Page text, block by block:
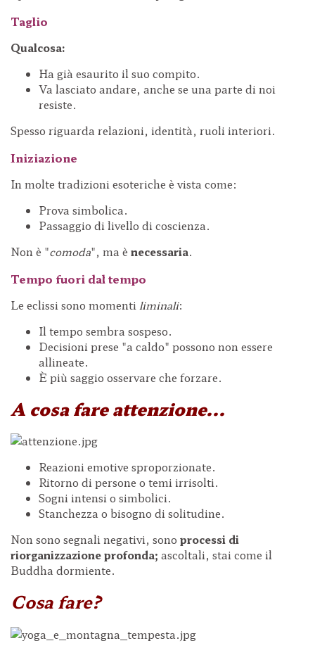
Taglio
Qualcosa:
Ha già esaurito il suo compito.
Va lasciato andare, anche se una parte di noi
resiste.
Spesso riguarda relazioni, identità, ruoli interiori.
Iniziazione
In molte tradizioni esoteriche è vista come:
Prova simbolica.
Passaggio di livello di coscienza.
Non è "comoda", ma è necessaria.
Tempo fuori dal tempo
Le eclissi sono momenti liminali:
Il tempo sembra sospeso.
Decisioni prese "a caldo" possono non essere
allineate.
È più saggio osservare che forzare.
A cosa fare attenzione...
Reazioni emotive sproporzionate.
Ritorno di persone o temi irrisolti.
Sogni intensi o simbolici.
Stanchezza o bisogno di solitudine.
Non sono segnali negativi, sono processi di
riorganizzazione profonda; ascoltali, stai come il
Buddha dormiente.
Cosa fare?